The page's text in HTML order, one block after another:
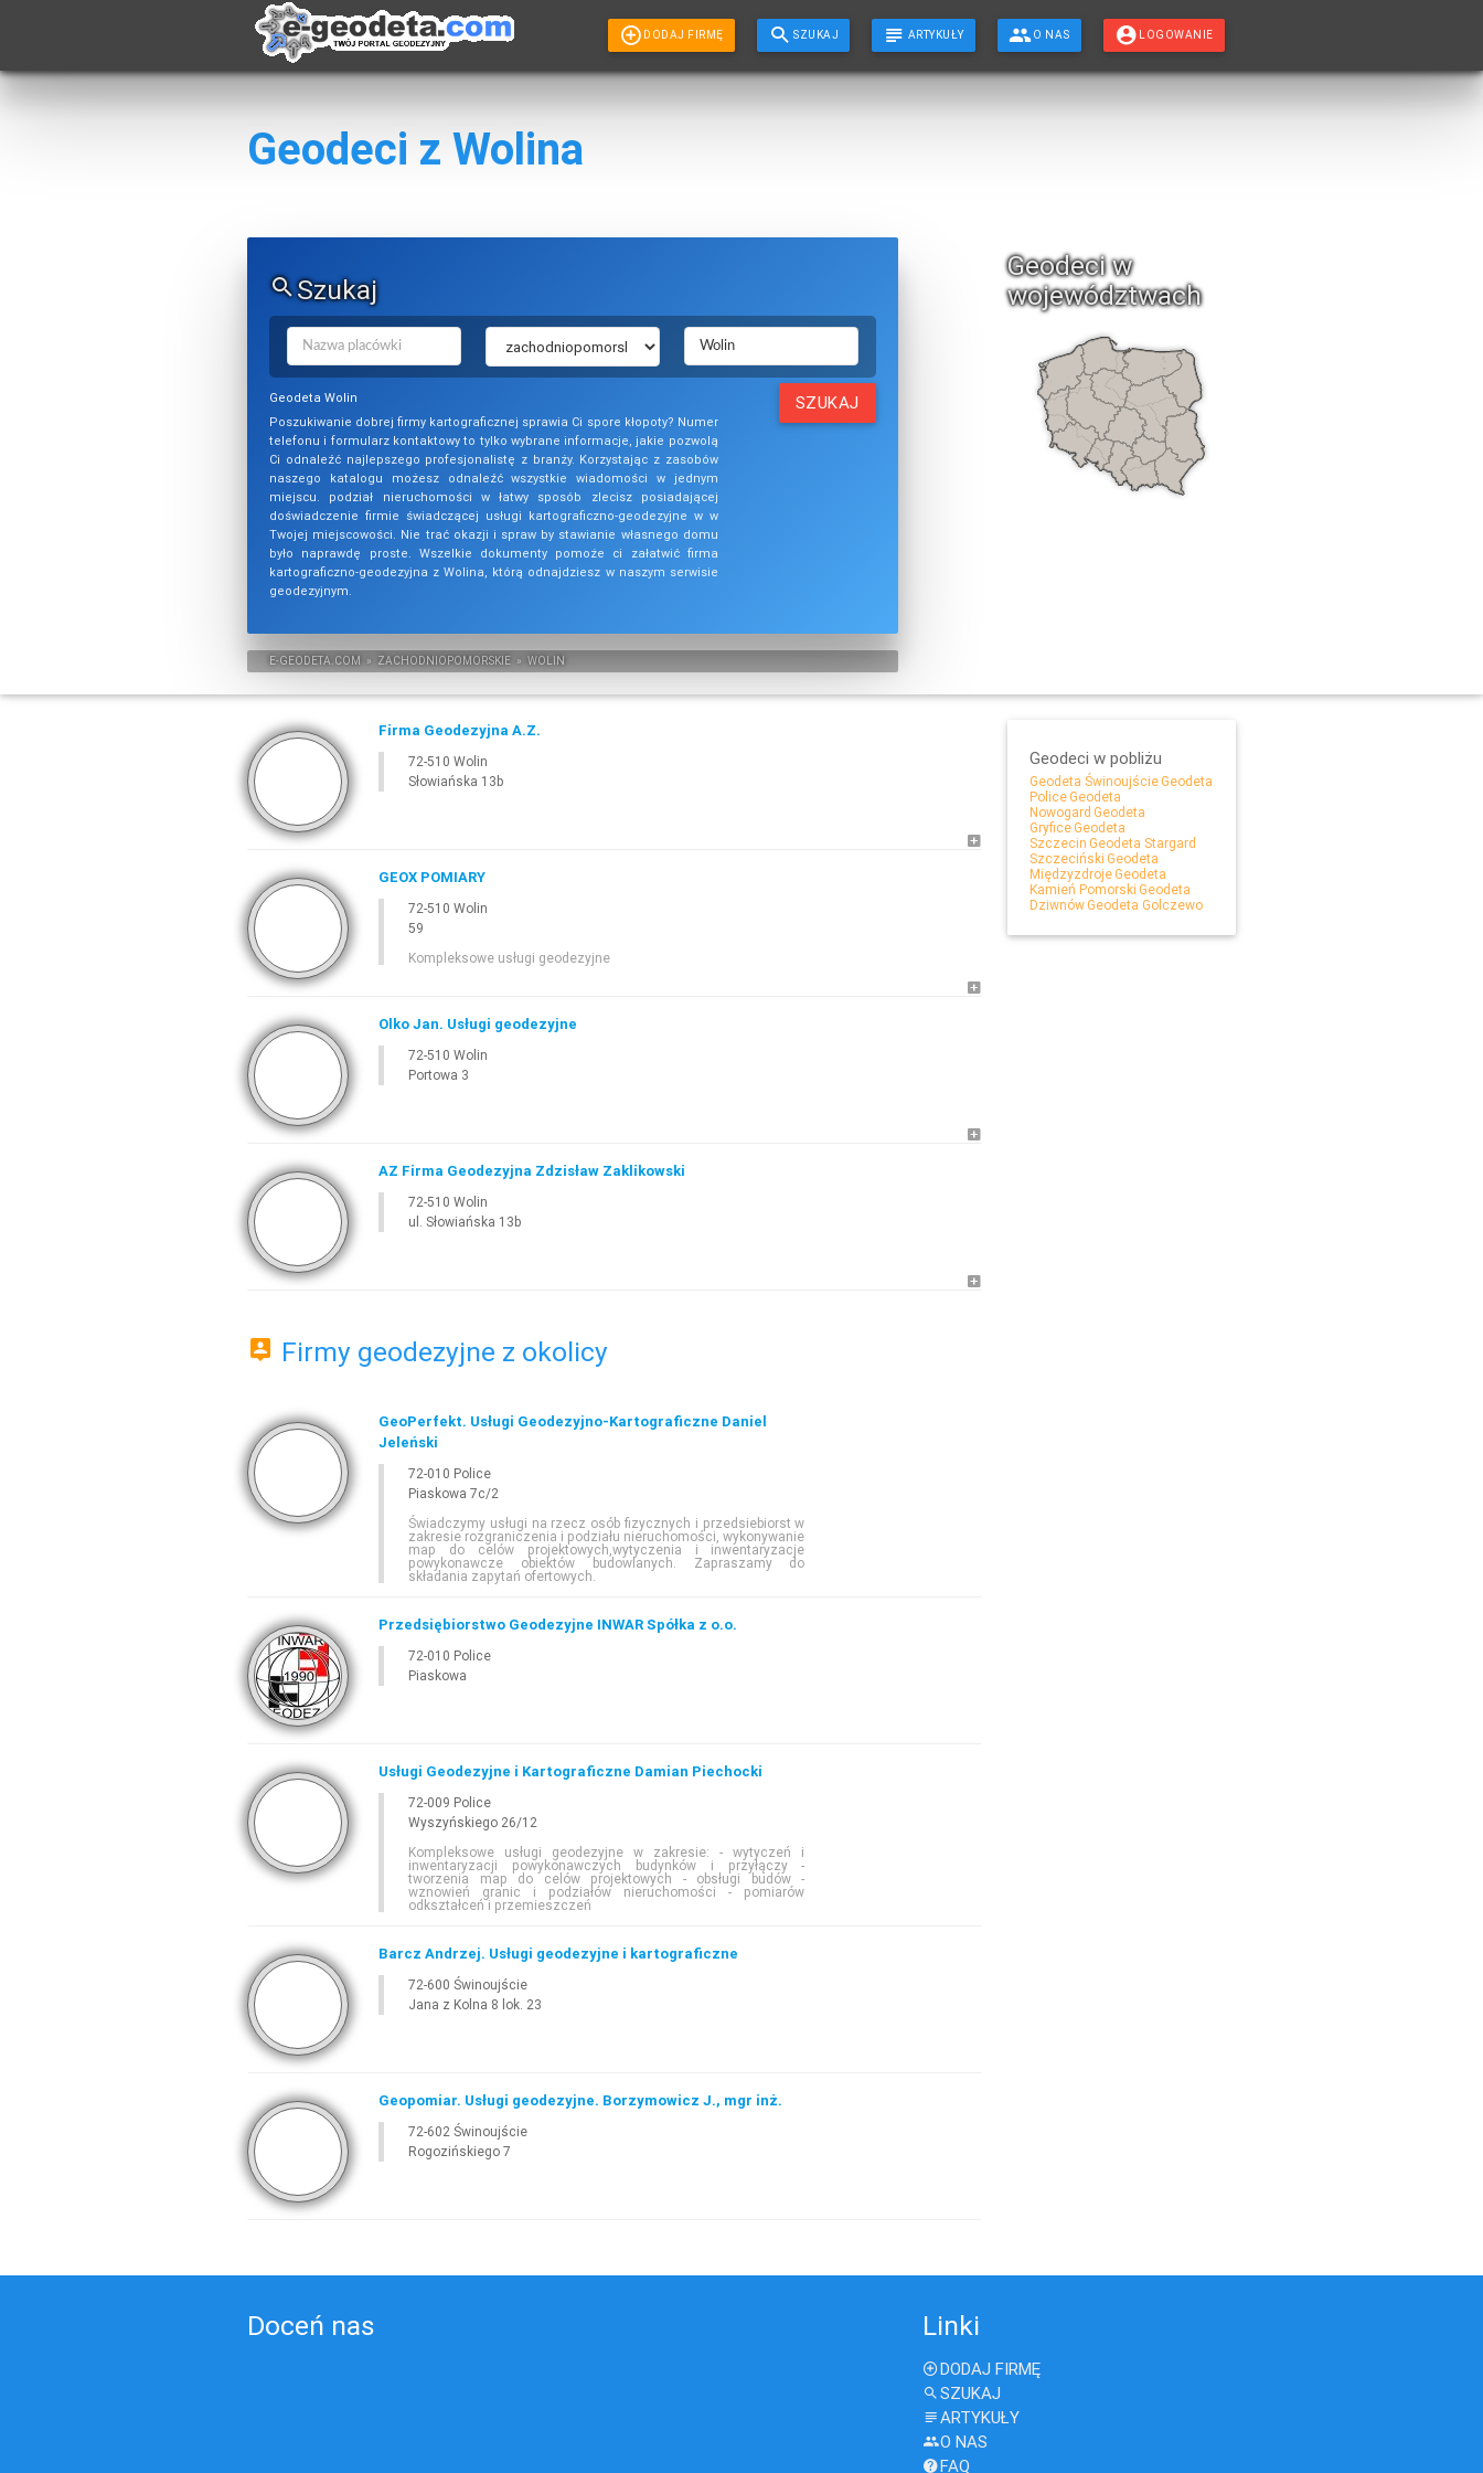
DODAJ FIRMĘ SZUKAJ ARTYKUŁY O NAS LOGOWANIE
Geodeci z Wolina
Szukaj
Geodeta Wolin
Poszukiwanie dobrej firmy kartograficznej sprawia Ci spore kłopoty? Numer
telefonu i formularz kontaktowy to tylko wybrane informacje, jakie pozwolą
Ci odnaleźć najlepszego profesjonalistę z branży. Korzystając z zasobów
naszego katalogu możesz odnaleźć wszystkie wiadomości w jednym
miejscu. podział nieruchomości w łatwy sposób zlecisz posiadającej
doświadczenie firmie świadczącej usługi kartograficzno-geodezyjne w w
Twojej miejscowości. Nie trać okazji i spraw by stawianie własnego domu
było naprawdę proste. Wszelkie dokumenty pomoże ci załatwić firma
kartograficzno-geodezyjna z Wolina, którą odnajdziesz w naszym serwisie
geodezyjnym.
SZUKAJ
Geodeci w
województwach
E-GEODETA.COM » ZACHODNIOPOMORSKIE » WOLIN
Firma Geodezyjna A.Z.
72-510 Wolin
Słowiańska 13b
GEOX POMIARY
72-510 Wolin
59
Kompleksowe usługi geodezyjne
Olko Jan. Usługi geodezyjne
72-510 Wolin
Portowa 3
AZ Firma Geodezyjna Zdzisław Zaklikowski
72-510 Wolin
ul. Słowiańska 13b
Firmy geodezyjne z okolicy
GeoPerfekt. Usługi Geodezyjno-Kartograficzne Daniel
Jeleński
72-010 Police
Piaskowa 7c/2
Świadczymy usługi na rzecz osób fizycznych i przedsiebiorst w
zakresie rozgraniczenia i podziału nieruchomości, wykonywanie
map do celów projektowych,wytyczenia i inwentaryzacje
powykonawcze obiektów budowlanych. Zapraszamy do
składania zapytań ofertowych.
Przedsiębiorstwo Geodezyjne INWAR Spółka z o.o.
72-010 Police
Piaskowa
Usługi Geodezyjne i Kartograficzne Damian Piechocki
72-009 Police
Wyszyńskiego 26/12
Kompleksowe usługi geodezyjne w zakresie: - wytyczeń i
inwentaryzacji powykonawczych budynków i przyłączy -
tworzenia map do celów projektowych - obsługi budów -
wznowień granic i podziałów nieruchomości - pomiarów
odkształceń i przemieszczeń
Barcz Andrzej. Usługi geodezyjne i kartograficzne
72-600 Świnoujście
Jana z Kolna 8 lok. 23
Geopomiar. Usługi geodezyjne. Borzymowicz J., mgr inż.
72-602 Świnoujście
Rogozińskiego 7
Geodeci w pobliżu
Geodeta Świnoujście Geodeta
Police Geodeta
Nowogard Geodeta
Gryfice Geodeta
Szczecin Geodeta Stargard
Szczeciński Geodeta
Międzyzdroje Geodeta
Kamień Pomorski Geodeta
Dziwnów Geodeta Golczewo
Doceń nas Linki
DODAJ FIRMĘ
SZUKAJ
ARTYKUŁY
O NAS
FAQ